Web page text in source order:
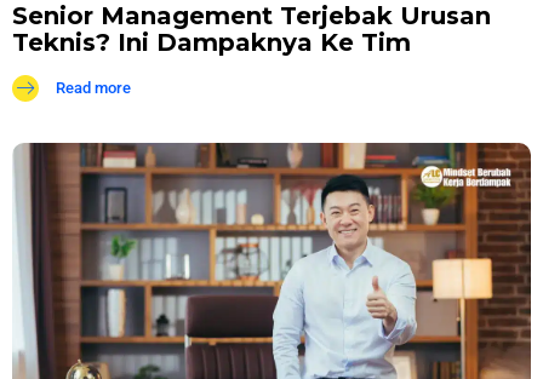
Senior Management Terjebak Urusan
Teknis? Ini Dampaknya Ke Tim
Read more